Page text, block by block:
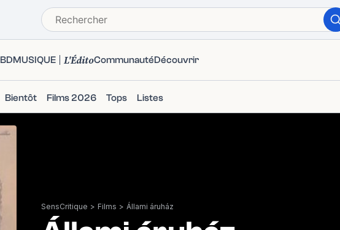
BDMUSIQUE L'ÉditoCommunautéDécouvrir
Bientôt Films 2026 Tops Listes
SensCritique > Films > Állami áruház